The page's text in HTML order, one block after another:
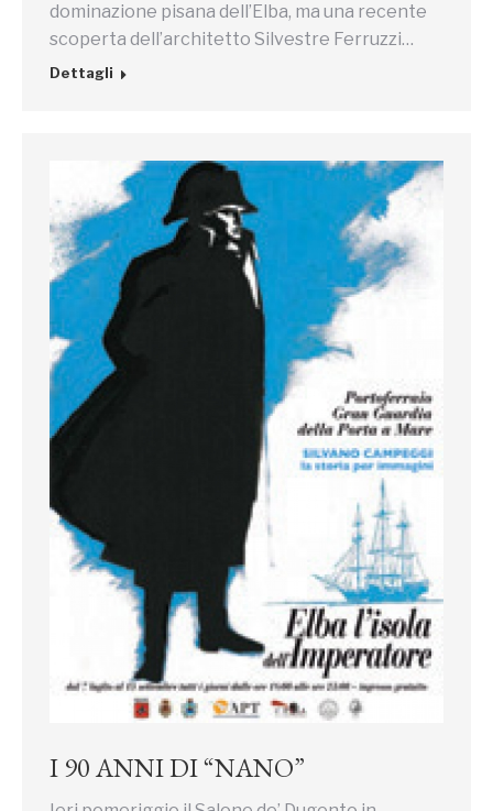
dominazione pisana dell’Elba, ma una recente
scoperta dell’architetto Silvestre Ferruzzi…
Dettagli
I 90 ANNI DI “NANO”